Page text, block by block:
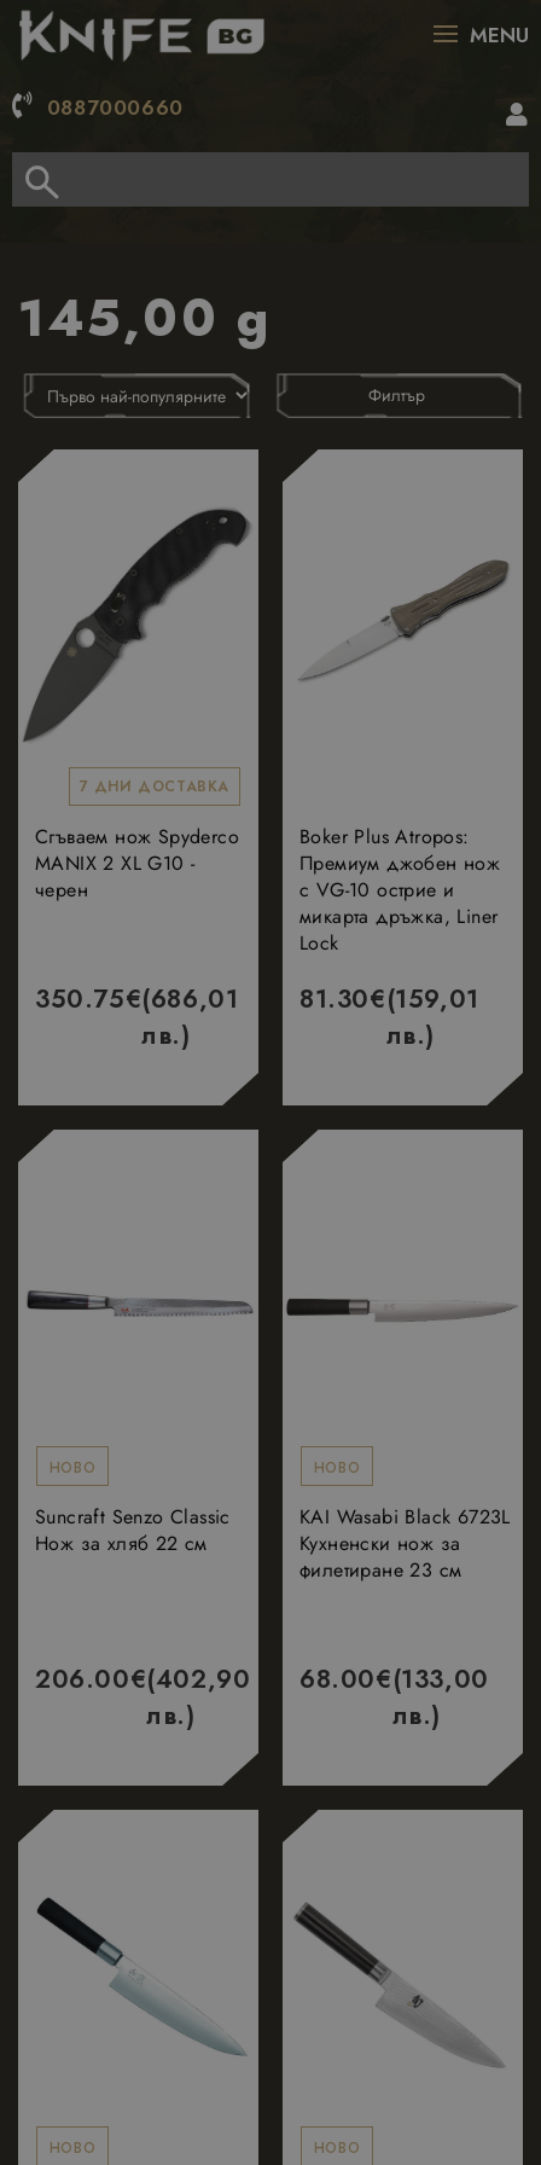
MENU
0887000660
145,00 g
Филтър
5-7 ДНИ ДОСТАВКА
7 ДНИ ДОСТАВКА
Сгъваем нож Spyderco
MANIX 2 XL G10 -
черен
350.75€(686,01
лв.)
Boker Plus Atropos:
Премиум джобен нож
с VG-10 острие и
микарта дръжка, Liner
Lock
81.30€(159,01
лв.)
НОВО
Suncraft Senzo Classic
Нож за хляб 22 см
206.00€(402,90
лв.)
НОВО
KAI Wasabi Black 6723L
Кухненски нож за
филетиране 23 см
68.00€(133,00
лв.)
НОВО НОВО